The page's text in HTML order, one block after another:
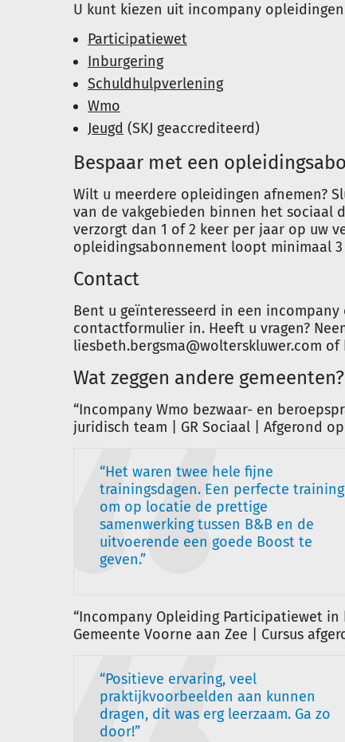
U kunt kiezen uit incompany
Participatiewet
Inburgering
Schuldhulpverlening
Wmo
Jeugd (SKJ geaccrediteerd)
Bespaar met een
Wilt u meerdere opleidingen afnemen?
van de vakgebieden binnen het sociaal
verzorgt dan 1 of 2 keer per jaar op uw
opleidingsabonnement loopt minimaal
Contact
Bent u geïnteresseerd in een
contactformulier in. Heeft u vragen?
liesbeth.bergsma@wolterskluwer.com of
Wat zeggen andere gemeenten?
“Incompany Wmo bezwaar- en
juridisch team | GR Sociaal | Afgerond
Het waren twee hele fijne
trainingsdagen. Een perfecte training
om op locatie de prettige
samenwerking tussen B&B en de
uitvoerende een goede Boost te
geven.
“Incompany Opleiding Participatiewet in
Gemeente Voorne aan Zee | Cursus
Positieve ervaring, veel
praktijkvoorbeelden aan kunnen
dragen, dit was erg leerzaam. Ga zo
door!